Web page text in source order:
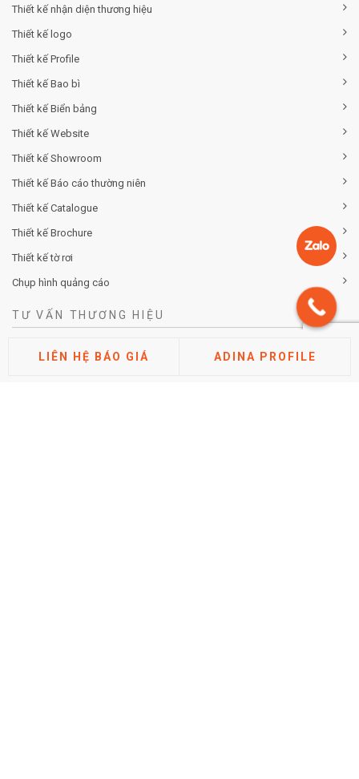
Thiết kế nhận diện thương hiệu
Thiết kế logo
Thiết kế Profile
Thiết kế Bao bì
Thiết kế Biển bảng
Thiết kế Website
Thiết kế Showroom
Thiết kế Báo cáo thường niên
Thiết kế Catalogue
Thiết kế Brochure
Thiết kế tờ rơi
Chụp hình quảng cáo
TƯ VẤN THƯƠNG HIỆU
Tư vấn chiến lược khác biệt hóa thương hiệu
LIÊN HỆ BÁO GIÁ ADINA PROFILE